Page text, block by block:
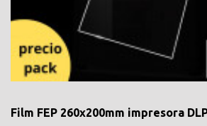
Film FEP 260x200mm impresora